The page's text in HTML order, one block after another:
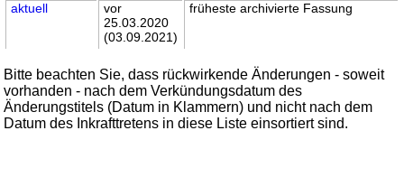
aktuell
vor
25.03.2020
(03.09.2021)
früheste archivierte Fassung
Bitte beachten Sie, dass rückwirkende Änderungen - soweit
vorhanden - nach dem Verkündungsdatum des
Änderungstitels (Datum in Klammern) und nicht nach dem
Datum des Inkrafttretens in diese Liste einsortiert sind.